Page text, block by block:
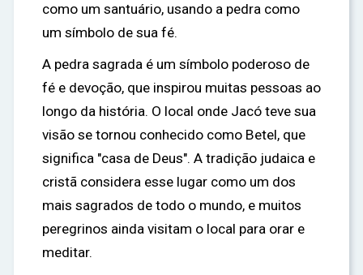
como um santuário, usando a pedra como
um símbolo de sua fé.
A pedra sagrada é um símbolo poderoso de
fé e devoção, que inspirou muitas pessoas ao
longo da história. O local onde Jacó teve sua
visão se tornou conhecido como Betel, que
significa "casa de Deus". A tradição judaica e
cristã considera esse lugar como um dos
mais sagrados de todo o mundo, e muitos
peregrinos ainda visitam o local para orar e
meditar.